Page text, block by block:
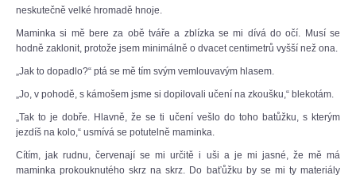
neskutečně velké hromadě hnoje.
Maminka si mě bere za obě tváře a zblízka se mi dívá do očí. Musí se
hodně zaklonit, protože jsem minimálně o dvacet centimetrů vyšší než ona.
„Jak to dopadlo?“ ptá se mě tím svým vemlouvavým hlasem.
„Jo, v pohodě, s kámošem jsme si dopilovali učení na zkoušku,“ blekotám.
„Tak to je dobře. Hlavně, že se ti učení vešlo do toho batůžku, s kterým
jezdíš na kolo,“ usmívá se potutelně maminka.
Cítím, jak rudnu, červenají se mi určitě i uši a je mi jasné, že mě má
maminka prokouknutého skrz na skrz. Do baťůžku by se mi ty materiály